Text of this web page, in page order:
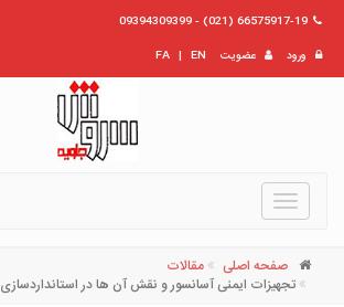
66575917-19 (021) - 09394309399
ورود
عضویت EN
|
FA
Toggle
navigation
صفحه اصلی
مقالات
تجهیزات ایمنی آسانسور و نقش آن ‌ها در استانداردسازی